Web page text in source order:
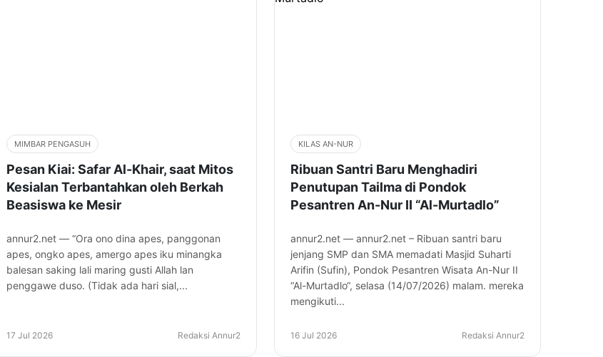
MIMBAR PENGASUH
Pesan Kiai: Safar Al-Khair, saat Mitos
Kesialan Terbantahkan oleh Berkah
Beasiswa ke Mesir
annur2.net — “Ora ono dina apes, panggonan
apes, ongko apes, amergo apes iku minangka
balesan saking lali maring gusti Allah lan
penggawe duso. (Tidak ada hari sial,...
17 Jul 2026 Redaksi Annur2
KILAS AN-NUR
Ribuan Santri Baru Menghadiri
Penutupan Tailma di Pondok
Pesantren An-Nur II “Al-Murtadlo”
annur2.net — annur2.net – Ribuan santri baru
jenjang SMP dan SMA memadati Masjid Suharti
Arifin (Sufin), Pondok Pesantren Wisata An-Nur II
“Al-Murtadlo“, selasa (14/07/2026) malam. mereka
mengikuti...
16 Jul 2026 Redaksi Annur2